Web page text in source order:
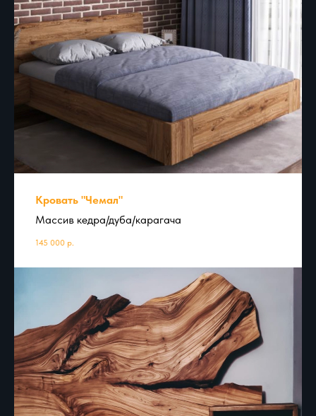
Кровать "Чемал"
Массив кедра/дуба/карагача
145 000 р.